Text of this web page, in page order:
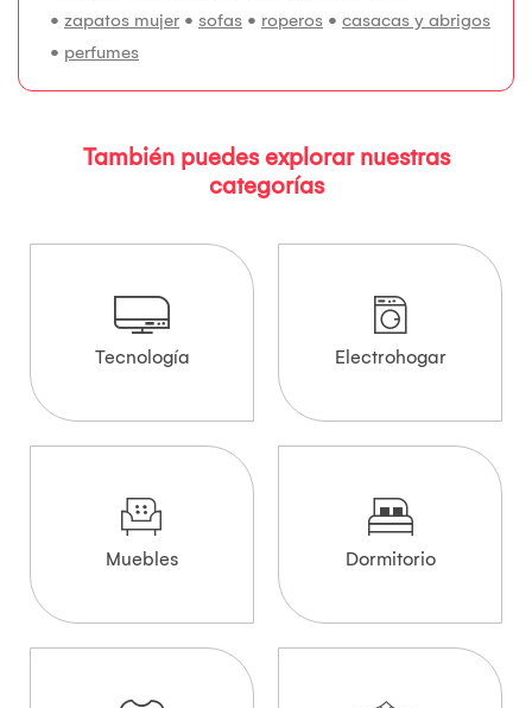
• zapatos mujer • sofas • roperos • casacas y abrigos
• perfumes
También puedes explorar nuestras
categorías
Tecnología Electrohogar
Muebles Dormitorio